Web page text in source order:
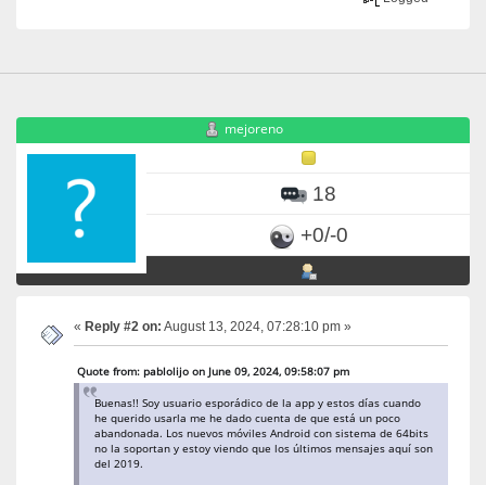
mejoreno
18
+0/-0
« Reply #2 on: August 13, 2024, 07:28:10 pm »
Quote from: pablolijo on June 09, 2024, 09:58:07 pm
Buenas!! Soy usuario esporádico de la app y estos días cuando
he querido usarla me he dado cuenta de que está un poco
abandonada. Los nuevos móviles Android con sistema de 64bits
no la soportan y estoy viendo que los últimos mensajes aquí son
del 2019.